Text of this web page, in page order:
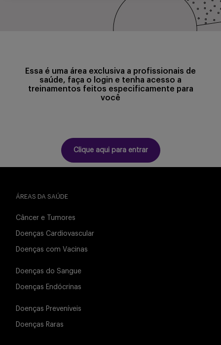
Essa é uma área exclusiva a profissionais de
saúde, faça o login e tenha acesso a
treinamentos feitos especificamente para
você
Clique aqui para entrar
ÁREAS DA SAÚDE
Câncer e Tumores
Doenças Cardiovascular
Doenças com Vacinas
Doenças do Sangue
Doenças Endócrinas
Doenças Preveníveis
Doenças Raras